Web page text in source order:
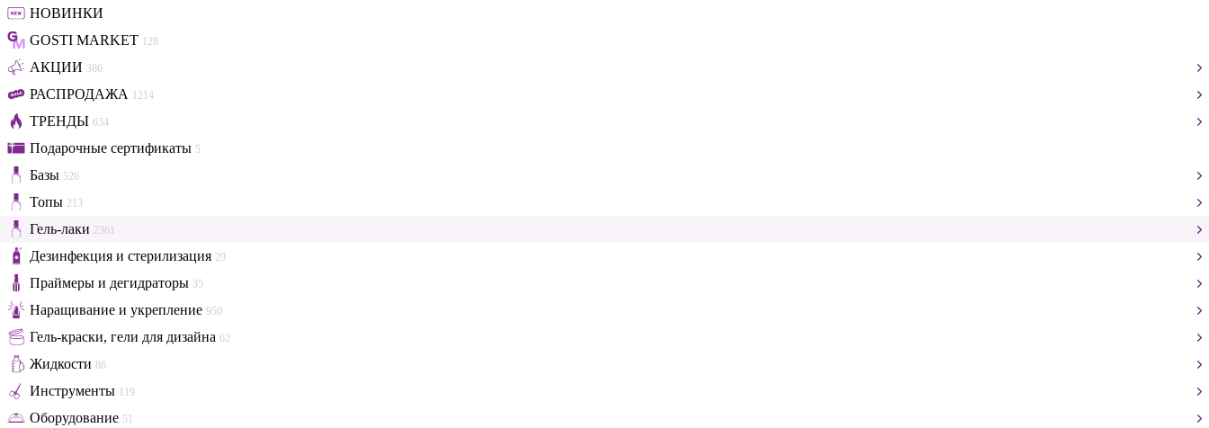
НОВИНКИ
GOSTI MARKET 128
АКЦИИ 386
РАСПРОДАЖА 1214
ТРЕНДЫ 634
Подарочные сертификаты 5
Базы 526
Топы 213
Гель-лаки 2361
Дезинфекция и стерилизация 29
Праймеры и дегидраторы 35
Наращивание и укрепление 950
Гель-краски, гели для дизайна 62
Жидкости 86
Инструменты 119
Оборудование 51